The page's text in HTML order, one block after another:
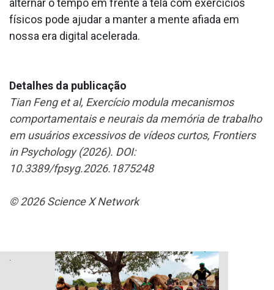
alternar o tempo em frente à tela com exercícios
físicos pode ajudar a manter a mente afiada em
nossa era digital acelerada.
Detalhes da publicação
Tian Feng et al, Exercício modula mecanismos
comportamentais e neurais da memória de trabalho
em usuários excessivos de vídeos curtos, Frontiers
in Psychology (2026). DOI:
10.3389/fpsyg.2026.1875248
© 2026 Science X Network